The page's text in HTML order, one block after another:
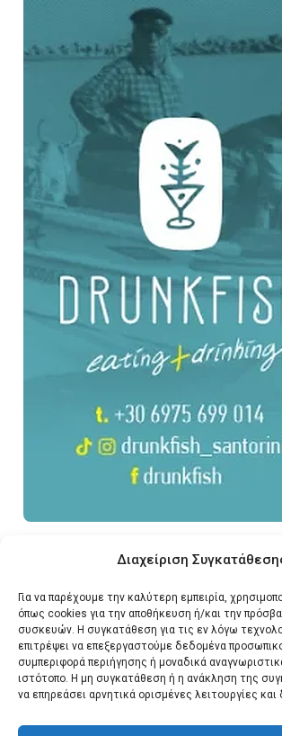
Διαχείριση
Για να παρέχουμε την καλύτερη εμπειρία,
όπως cookies για την αποθήκευση ή/και την
συσκευών. Η συγκατάθεση για τις εν λόγω
επιτρέψει να επεξεργαστούμε δεδομένα
συμπεριφορά περιήγησης ή μοναδικά
ιστότοπο. Η μη συγκατάθεση ή η ανάκληση της
να επηρεάσει αρνητικά ορισμένες λειτουργίες